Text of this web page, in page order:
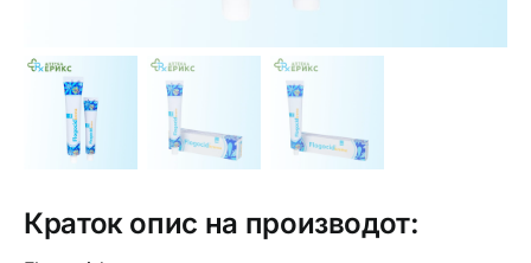
Краток опис на производот: